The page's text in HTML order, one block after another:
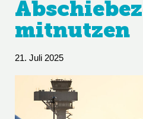
mitnutzen
21. Juli 2025